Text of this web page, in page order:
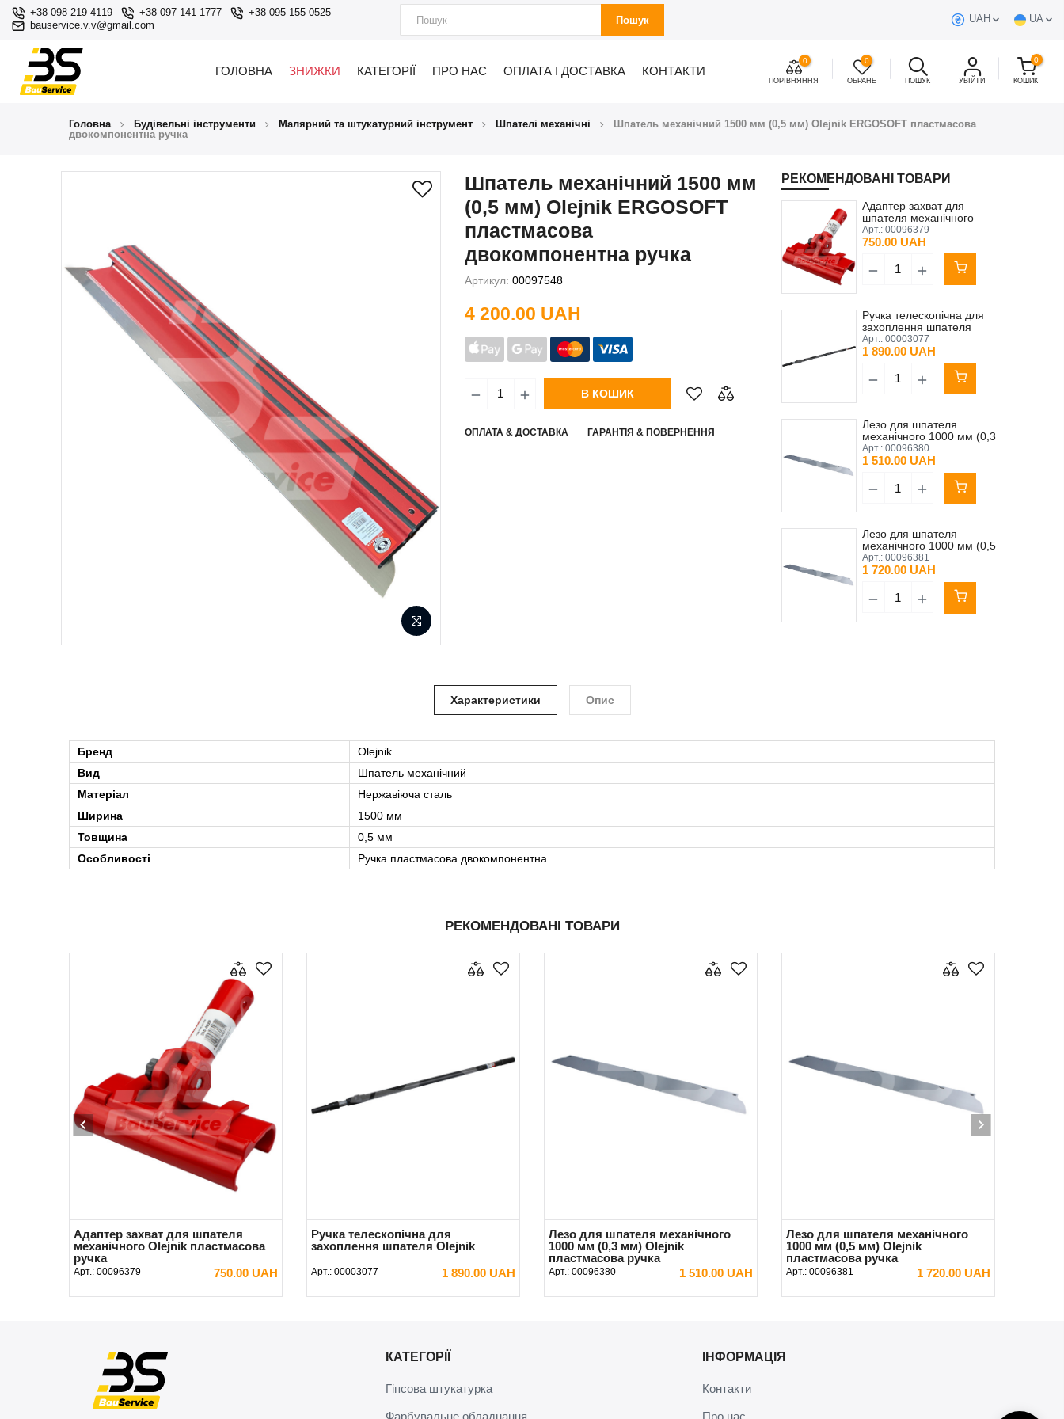
+38 098 219 4119 +38 097 141 1777
+38 095 155 0525
bauservice.v.v@gmail.com
Пошук UAH UA
ГОЛОВНА ЗНИЖКИ КАТЕГОРІЇ ПРО НАС ОПЛАТА І ДОСТАВКА КОНТАКТИ
0
ПОРІВНЯННЯ
0
ОБРАНЕ ПОШУК УВІЙТИ
0
КОШИК
Головна Будівельні інструменти Малярний та штукатурний інструмент Шпателі механічні
Шпатель механічний 1500 мм (0,5 мм) Olejnik ERGOSOFT пластмасова
двокомпонентна ручка
Шпатель механічний 1500 мм
(0,5 мм) Olejnik ERGOSOFT
пластмасова
двокомпонентна ручка
Артикул: 00097548
4 200.00 UAH
В КОШИК
ОПЛАТА & ДОСТАВКА ГАРАНТІЯ & ПОВЕРНЕННЯ
РЕКОМЕНДОВАНІ ТОВАРИ
Адаптер захват для
шпателя механічного
Olejnik пластмасова ручка
Арт.: 00096379
750.00 UAH
Ручка телескопічна для
захоплення шпателя
Olejnik
Арт.: 00003077
1 890.00 UAH
Лезо для шпателя
механічного 1000 мм (0,3
мм) Olejnik пластмасова
ручка
Арт.: 00096380
1 510.00 UAH
Лезо для шпателя
механічного 1000 мм (0,5
мм) Olejnik пластмасова
ручка
Арт.: 00096381
1 720.00 UAH
Характеристики Опис
Бренд
Olejnik
Вид
Шпатель механічний
Матеріал
Нержавіюча сталь
Ширина
1500 мм
Товщина
0,5 мм
Особливості
Ручка пластмасова двокомпонентна
РЕКОМЕНДОВАНІ ТОВАРИ
Адаптер захват для шпателя
механічного Olejnik пластмасова
ручка
Арт.: 00096379 750.00 UAH
В КОШИК
Ручка телескопічна для
захоплення шпателя Olejnik
Арт.: 00003077 1 890.00 UAH
В КОШИК
Лезо для шпателя механічного
1000 мм (0,3 мм) Olejnik
пластмасова ручка
Арт.: 00096380 1 510.00 UAH
В КОШИК
Лезо для шпателя механічного
1000 мм (0,5 мм) Olejnik
пластмасова ручка
Арт.: 00096381 1 720.00 UAH
В КОШИК
КАТЕГОРІЇ
Гіпсова штукатурка
ІНФОРМАЦІЯ
Контакти